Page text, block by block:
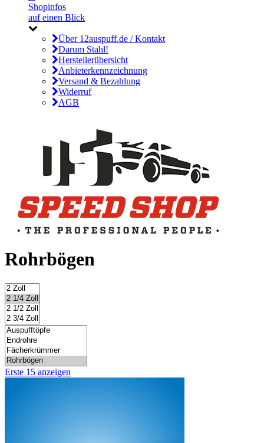
Shopinfos
auf einen Blick
Über 12auspuff.de / Kontakt
Darum Stahl!
Herstellerübersicht
Anbieterkennzeichnung
Versand & Bezahlung
Widerruf
AGB
Rohrbögen
Erste 15 anzeigen